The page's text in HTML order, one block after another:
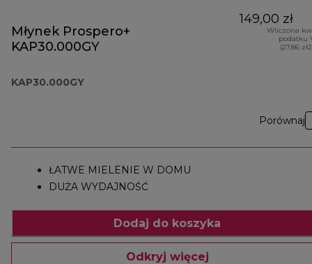
Młynek Prospero+
KAP30.000GY
KAP30.000GY
149,00 zł
Wliczona
podatku
(27,86
Porównaj
ŁATWE MIELENIE W DOMU
DUŻA WYDAJNOŚĆ
Dodaj do koszyka
Odkryj więcej